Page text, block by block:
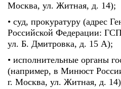
Москва, ул. Житная, д. 14);
• суд, прокуратуру (адрес
Российской Федерации:
ул. Б. Дмитровка, д. 15 А);
• исполнительные органы
(например, в Минюст
г. Москва, ул. Житная, д.